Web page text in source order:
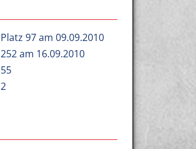
Platz 97 am 09.09.2010
252 am 16.09.2010
55
2